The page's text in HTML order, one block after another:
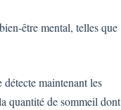
être mental, telles que
maintenant les
quantité de sommeil dont